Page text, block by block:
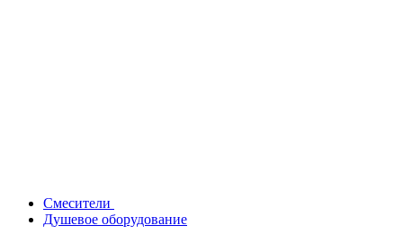
Смесители
Душевое оборудование